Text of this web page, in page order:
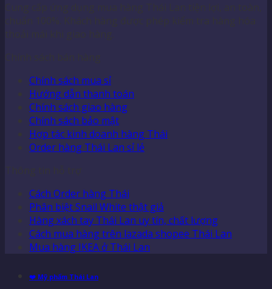
Cung cấp ứng dụng mua hàng Thái Lan tiện lợi, an toàn,
chuẩn 100%. Khách hàng được phép kiểm tra hàng hóa
thoải mái khi giao hàng.
Chính sách bán hàng
Chính sách mua sỉ
Hướng dẫn thanh toán
Chính sách giao hàng
Chính sách bảo mật
Hợp tác kinh doanh hàng Thái
Order hàng Thái Lan sỉ lẻ
Thông tin hỗ trợ
Cách Order hàng Thái
Phân biệt Snail White thật giả
Hàng xách tay Thái Lan uy tín, chất lượng
Cách mua hàng trên lazada shopee Thái Lan
Mua hàng IKEA ở Thái Lan
❤️ Mỹ phẩm Thái Lan